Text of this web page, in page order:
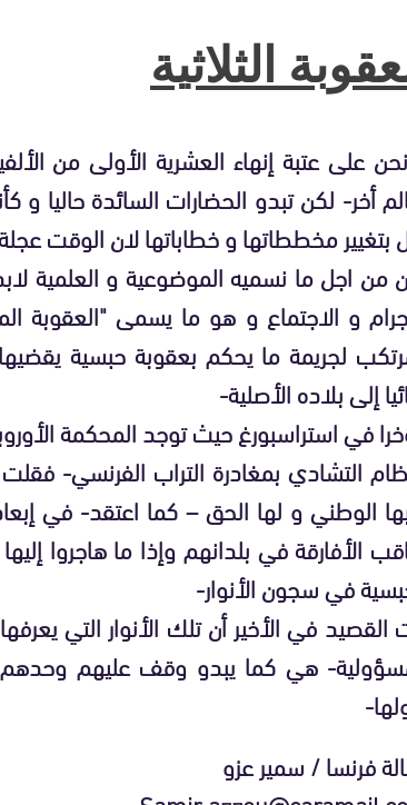
الثلاثية
على عتبة إنهاء العشرية الأولى من
أخر- لكن تبدو الحضارات السائدة حاليا
بتغيير مخططاتها و خطاباتها لان الوقت
من اجل ما نسميه الموضوعية و العلمية
و الاجتماع و هو ما يسمى "العقوبة
لجريمة ما يحكم بعقوبة حبسية
إلى بلاده الأصلية-
في استراسبورغ حيث توجد المحكمة
التشادي بمغادرة التراب الفرنسي-
الوطني و لها الحق – كما اعتقد- في
الأفارقة في بلدانهم وإذا ما هاجروا
في سجون الأنوار-
القصيد في الأخير أن تلك الأنوار التي
هي كما يبدو وقف عليهم
فرنسا / سمير عزو